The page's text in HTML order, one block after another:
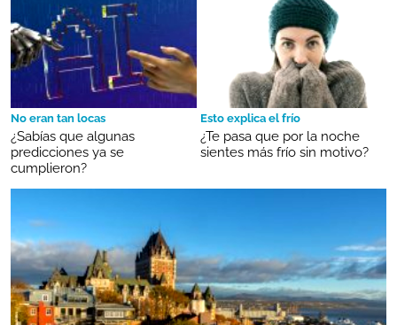
No eran tan locas
¿Sabías que algunas
predicciones ya se
cumplieron?
Esto explica el frío
¿Te pasa que por la noche
sientes más frío sin motivo?